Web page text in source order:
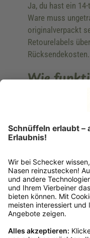
Ja, du hast ein
Ware muss
originalverpackt
Retourelabels
Rücksendekosten.
Wie
findest du online.
anschließend
dir in deinem
Gast bestellt,
Servicezeiten an,
Rücksendeetikett